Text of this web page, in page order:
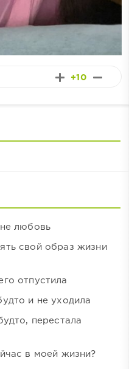
+10
любовь
свой образ жизни
отпустила
и не уходила
перестала
в моей жизни?